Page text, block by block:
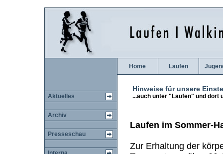
Aktuelles
Archiv
Presseschau
Home Laufen
Hinweise für unsere
...auch unter "Laufen" und dort
Laufen im Sommer-
Zur Erhaltung der